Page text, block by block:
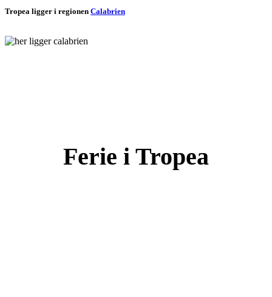
Tropea ligger i regionen Calabrien
Ferie i Tropea